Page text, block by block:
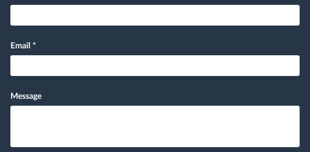
Email *
Message